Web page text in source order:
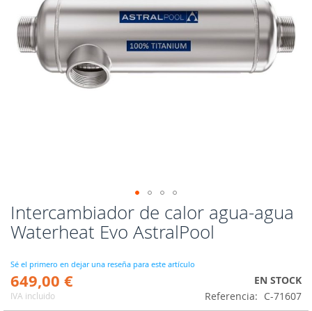
Intercambiador de calor agua-agua
Waterheat Evo AstralPool
Sé el primero en dejar una reseña para este artículo
649,00 €
IVA incluido
EN STOCK
Referencia
C-71607
Saltar
al
comienzo
la
galería
de